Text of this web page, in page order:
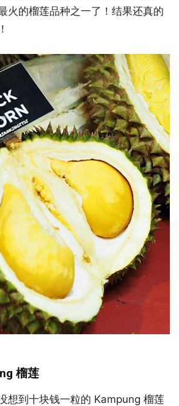
火的榴莲品种之一了！结果还真的
榴莲
想到十块钱一粒的 Kampung 榴莲